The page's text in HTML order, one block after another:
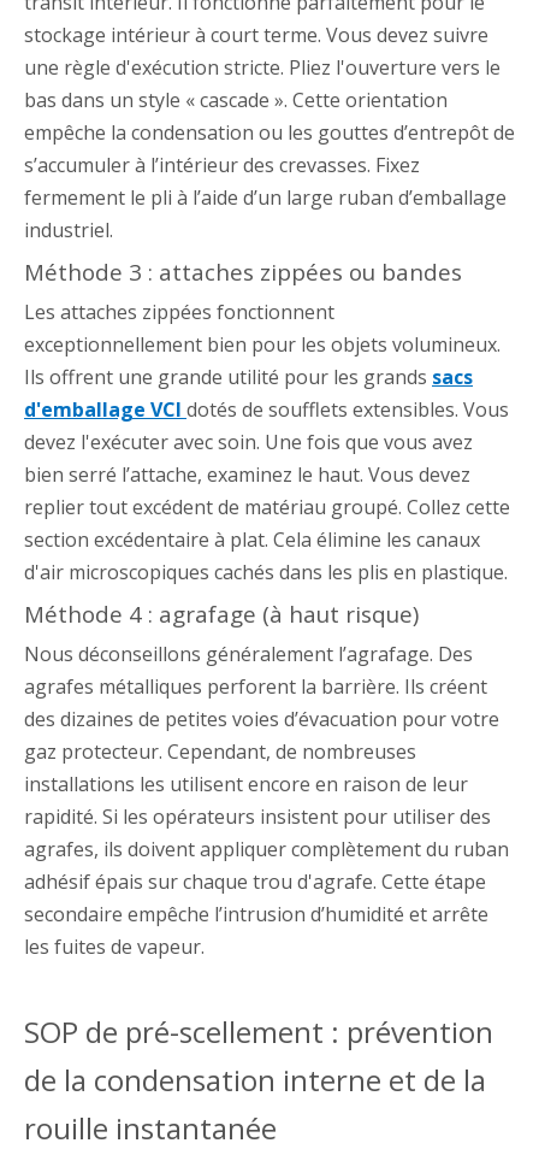
stockage intérieur à court terme. Vous devez suivre
une règle d'exécution stricte. Pliez l'ouverture vers le
bas dans un style « cascade ». Cette orientation
empêche la condensation ou les gouttes d’entrepôt de
s’accumuler à l’intérieur des crevasses. Fixez
fermement le pli à l’aide d’un large ruban d’emballage
industriel.
Méthode 3 : attaches zippées ou bandes
Les attaches zippées fonctionnent
exceptionnellement bien pour les objets volumineux.
Ils offrent une grande utilité pour les grands sacs
d'emballage VCI dotés de soufflets extensibles. Vous
devez l'exécuter avec soin. Une fois que vous avez
bien serré l’attache, examinez le haut. Vous devez
replier tout excédent de matériau groupé. Collez cette
section excédentaire à plat. Cela élimine les canaux
d'air microscopiques cachés dans les plis en plastique.
Méthode 4 : agrafage (à haut risque)
Nous déconseillons généralement l’agrafage. Des
agrafes métalliques perforent la barrière. Ils créent
des dizaines de petites voies d’évacuation pour votre
gaz protecteur. Cependant, de nombreuses
installations les utilisent encore en raison de leur
rapidité. Si les opérateurs insistent pour utiliser des
agrafes, ils doivent appliquer complètement du ruban
adhésif épais sur chaque trou d'agrafe. Cette étape
secondaire empêche l’intrusion d’humidité et arrête
les fuites de vapeur.
SOP de pré-scellement : prévention
de la condensation interne et de la
rouille instantanée